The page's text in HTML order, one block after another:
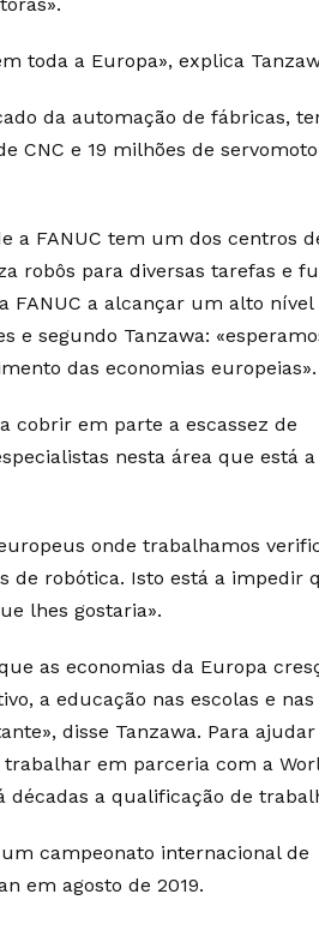
toda a Europa», explica
da automação de fábricas,
CNC e 19 milhões de
a FANUC tem um dos centros
robôs para diversas tarefas e
FANUC a alcançar um alto nível
e segundo Tanzawa:
das economias europeias».
cobrir em parte a escassez de
nesta área que está
onde trabalhamos
de robótica. Isto está a impedir
lhes gostaria».
as economias da Europa
a educação nas escolas e nas
disse Tanzawa. Para ajudar
em parceria com a
a qualificação de
campeonato internacional de
em agosto de 2019.